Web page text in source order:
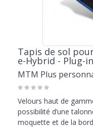
Tapis de sol
e-Hybrid - Plug-
MTM Plus
Velours haut de
possibilité d’une
moquette et de la